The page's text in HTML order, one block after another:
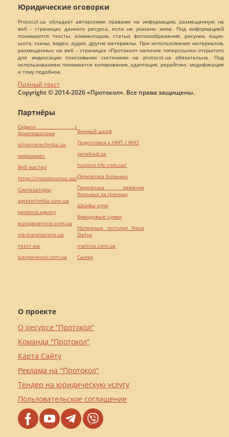
Юридические оговорки
Protocol.ua обладает авторскими правами на информацию, размещенную на
веб - страницах данного ресурса, если не указано иное. Под информацией
понимаются тексты, комментарии, статьи, фотоизображения, рисунки, ящик-
шота, сканы, видео, аудио, другие материалы. При использовании материалов,
размещенных на веб - страницах «Протокол» наличие гиперссылки открытого
для индексации поисковыми системами на protocol.ua обязательна. Под
использованием понимается копирования, адаптация, рерайтинг, модификация
и тому подобное.
Полный текст
Copyright © 2014-2026 «Протокол». Все права защищены.
О проекте
О ресурсе “Протокол”
Команда "Протокол"
Карта Сайту
Реклама на "Протокол"
Тендер на юридическую услугу
Пользовательское соглашение
Партнёры
Серьги с
бриллиантами
alliancetechnika.ua
миралинкс
Веб мастер
https://motokosmos.ua/
Синтезаторы
agrotechnika.com.ua
perevod.agency
europeservice.com.ua
mk-translations.ua
текст юа
kievperevod.com.ua
Винный шкаф
Подготовка к НМТ / ВНО
pereklad.ua
hospice-life.com.ua/
Перевозка больных
Перевозка лежачих
больных за границу
Шкафы купе
Брендовые сумки
Натяжные потолки Nova
Stelya
maltina.com.ua
Cылки